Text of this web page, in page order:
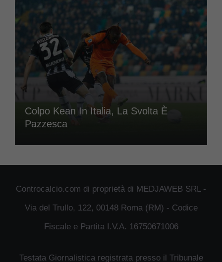
Colpo Kean In Italia, La Svolta È
Pazzesca
Controcalcio.com di proprietà di MEDJAWEB SRL -
Via del Trullo, 122, 00148 Roma (RM) - Codice
Fiscale e Partita I.V.A. 16750671006
Testata Giornalistica registrata presso il Tribunale